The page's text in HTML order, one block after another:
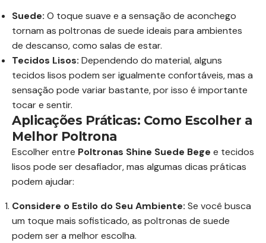
Suede: O toque suave e a sensação de aconchego
tornam as poltronas de suede ideais para ambientes
de descanso, como salas de estar.
Tecidos Lisos: Dependendo do material, alguns
tecidos lisos podem ser igualmente confortáveis, mas a
sensação pode variar bastante, por isso é importante
tocar e sentir.
Aplicações Práticas: Como Escolher a
Melhor Poltrona
Escolher entre Poltronas Shine Suede Bege e tecidos
lisos pode ser desafiador, mas algumas dicas práticas
podem ajudar:
Considere o Estilo do Seu Ambiente: Se você busca
um toque mais sofisticado, as poltronas de suede
podem ser a melhor escolha.